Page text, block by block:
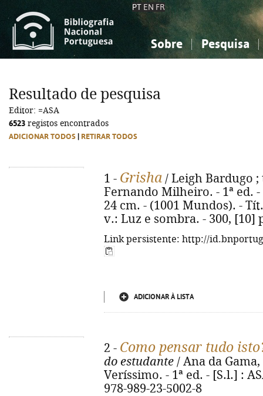
PT EN FR
Sobre Pesquisa
Ciências sociais...
Ciências sociais...
Resultado de pesquisa
Editor: =ASA
6523 registos encontrados
ADICIONAR TODOS RETIRAR TODOS
1 - Grisha / Leigh Bardugo
Fernando Milheiro. - 1ª ed.
24 cm. - (1001 Mundos). -
v.: Luz e sombra. - 300, [10]
Link persistente: http://
ADICIONAR À LISTA
2 - Como pensar tudo
do estudante / Ana da
Veríssimo. - 1ª ed. - [S.l.] :
978-989-23-5002-8